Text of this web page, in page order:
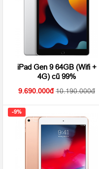
iPad Gen 9 64GB (Wifi +
4G) cũ 99%
9.690.000 10.190.000
-9%